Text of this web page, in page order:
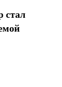
стал